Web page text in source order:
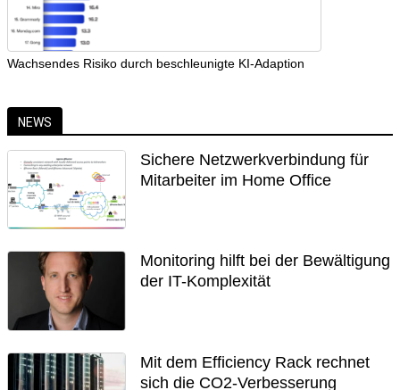
Wachsendes Risiko durch beschleunigte KI-Adaption
NEWS
Sichere Netzwerkverbindung für
Mitarbeiter im Home Office
Monitoring hilft bei der Bewältigung
der IT-Komplexität
Mit dem Efficiency Rack rechnet
sich die CO2-Verbesserung